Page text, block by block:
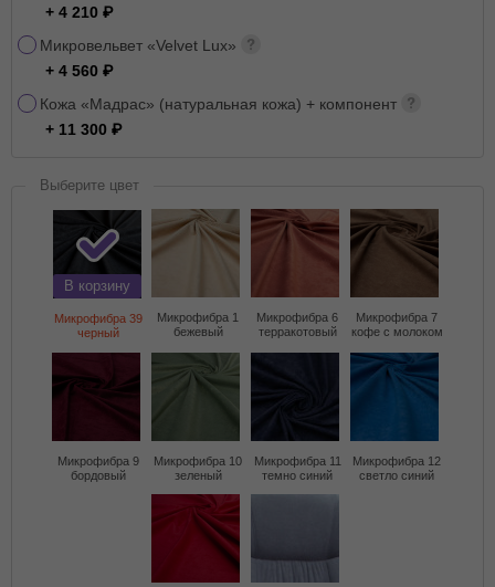
+ 4 210
Микровельвет «Velvet Lux»
+ 4 560
Кожа «Мадрас» (натуральная кожа) + компонент
+ 11 300
Выберите цвет
В корзину
Микрофибра 39
черный
Микрофибра 1
бежевый
Микрофибра 6
терракотовый
Микрофибра 7
кофе с молоком
Микрофибра 9
бордовый
Микрофибра 10
зеленый
Микрофибра 11
темно синий
Микрофибра 12
светло синий